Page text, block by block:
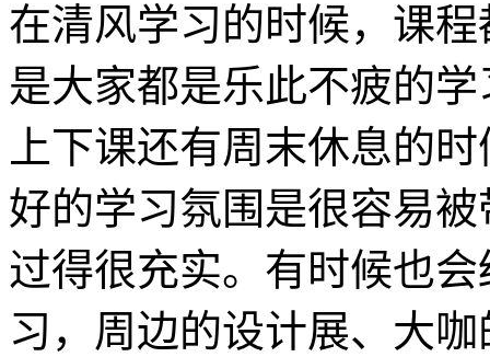
在清风学习的时候，课
是大家都是乐此不疲的
上下课还有周末休息的
好的学习氛围是很容易
过得很充实。有时候也
习，周边的设计展、大